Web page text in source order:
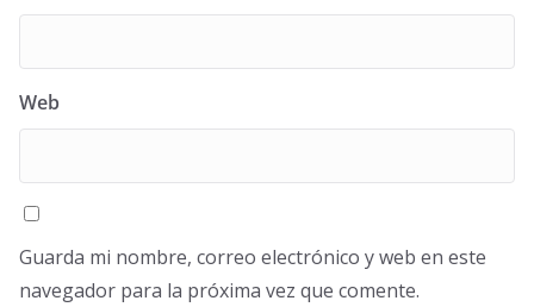
Web
Guarda mi nombre, correo electrónico y web en este
navegador para la próxima vez que comente.